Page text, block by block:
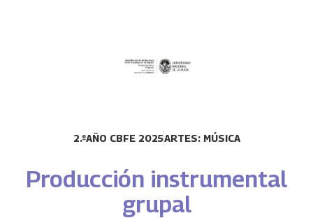
2.ºAÑO CBFE 2025ARTES: MÚSICA
Producción instrumental
grupal